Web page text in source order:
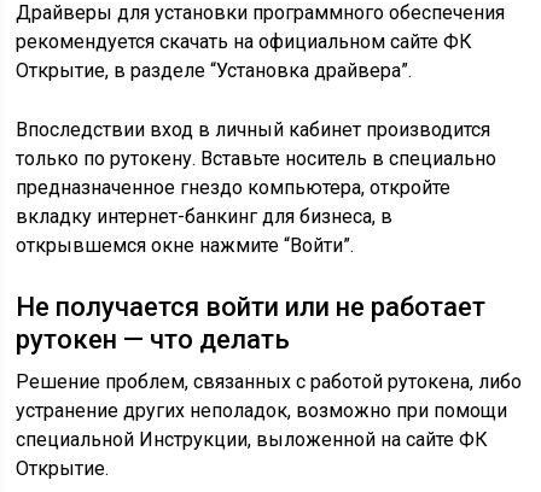
Драйверы для установки программного обеспечения
рекомендуется скачать на официальном сайте ФК
Открытие, в разделе “Установка драйвера”.
Впоследствии вход в личный кабинет производится
только по рутокену. Вставьте носитель в специально
предназначенное гнездо компьютера, откройте
вкладку интернет-банкинг для бизнеса, в
открывшемся окне нажмите “Войти”.
Не получается войти или не работает
рутокен — что делать
Решение проблем, связанных с работой рутокена, либо
устранение других неполадок, возможно при помощи
специальной Инструкции, выложенной на сайте ФК
Открытие.